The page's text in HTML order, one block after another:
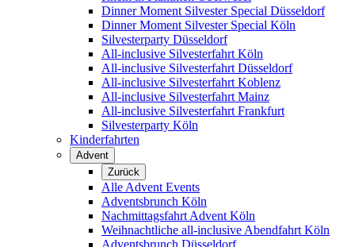
Dinner Moment Silvester Special Düsseldorf
Dinner Moment Silvester Special Köln
Silvesterparty Düsseldorf
All-inclusive Silvesterfahrt Köln
All-inclusive Silvesterfahrt Düsseldorf
All-inclusive Silvesterfahrt Koblenz
All-inclusive Silvesterfahrt Mainz
All-inclusive Silvesterfahrt Frankfurt
Silvesterparty Köln
Kinderfahrten
Advent
Zurück
Alle Advent Events
Adventsbrunch Köln
Nachmittagsfahrt Advent Köln
Weihnachtliche all-inclusive Abendfahrt Köln